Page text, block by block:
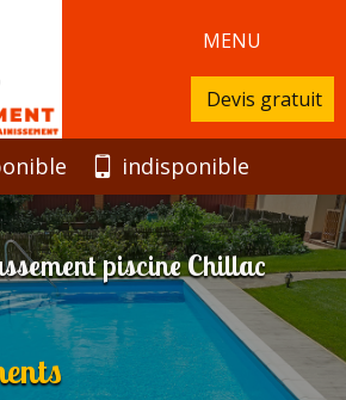
MENU
Devis gratuit
indisponible
piscine Chillac